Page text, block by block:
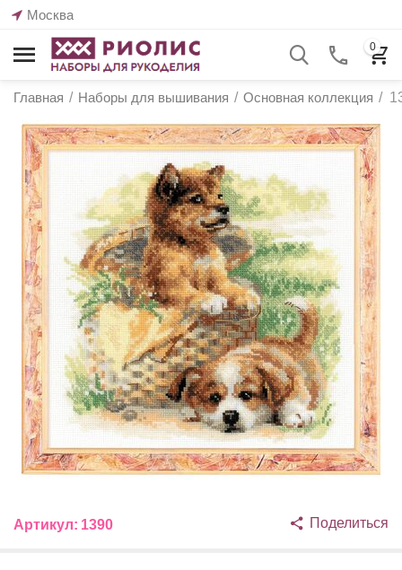
Москва
0
Главная / Наборы для вышивания / Основная коллекция /
Артикул: 1390 Поделиться